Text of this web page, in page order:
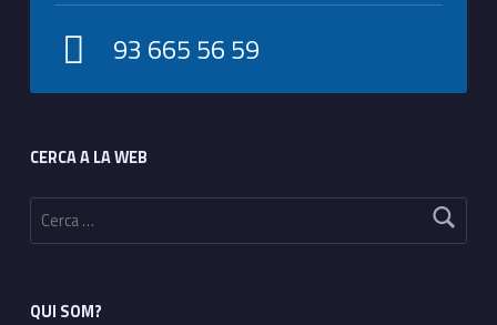
93 665 56 59
CERCA A LA WEB
Cerca:
QUI SOM?